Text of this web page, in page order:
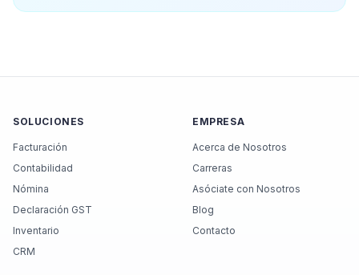
SOLUCIONES
Facturación
Contabilidad
Nómina
Declaración GST
Inventario
CRM
EMPRESA
Acerca de Nosotros
Carreras
Asóciate con Nosotros
Blog
Contacto